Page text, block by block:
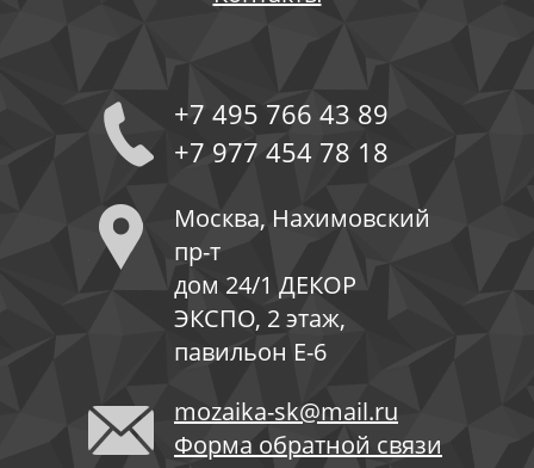
+7 495 766 43 89
+7 977 454 78 18
Москва, Нахимовский
пр-т
дом 24/1 ДЕКОР
ЭКСПО, 2 этаж,
павильон Е-6
mozaika-sk@mail.ru
Форма обратной связи